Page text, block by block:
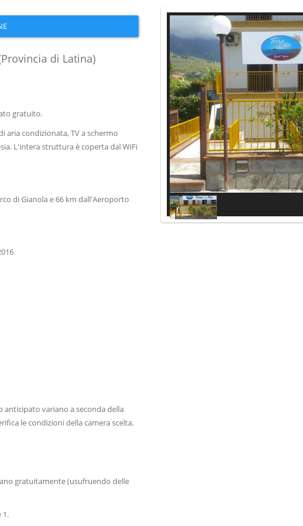
di Latina)
gratuito.
aria condizionata, TV a schermo
L'intera struttura è coperta dal WiFi
di Gianola e 66 km dall'Aeroporto
anticipato variano a seconda della
le condizioni della camera scelta.
gratuitamente (usufruendo delle
1.